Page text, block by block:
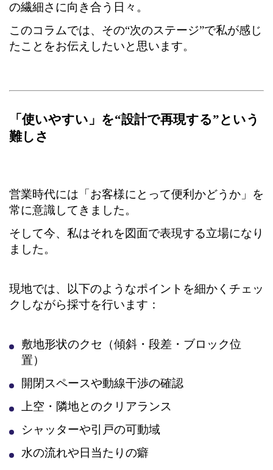
の繊細さに向き合う日々。
このコラムでは、その“次のステージ”で私が感じ
たことをお伝えしたいと思います。
「使いやすい」を“設計で再現する”という
難しさ
営業時代には「お客様にとって便利かどうか」を
常に意識してきました。
そして今、私はそれを図面で表現する立場になり
ました。
現地では、以下のようなポイントを細かくチェッ
クしながら採寸を行います：
敷地形状のクセ（傾斜・段差・ブロック位
置）
開閉スペースや動線干渉の確認
上空・隣地とのクリアランス
シャッターや引戸の可動域
水の流れや日当たりの癖